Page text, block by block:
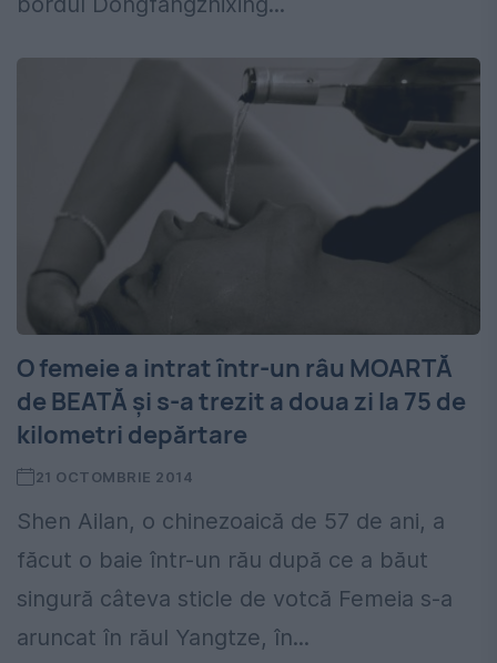
O femeie a intrat într-un râu MOARTĂ
de BEATĂ și s-a trezit a doua zi la 75 de
kilometri depărtare
21 OCTOMBRIE 2014
Shen Ailan, o chinezoaică de 57 de ani, a
făcut o baie într-un rău după ce a băut
singură câteva sticle de votcă Femeia s-a
aruncat în răul Yangtze, în...